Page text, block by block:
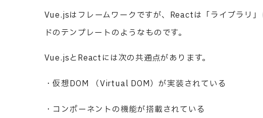
Vue.jsはフレームワークですが、Reactは「ライブラリ
ドのテンプレートのようなものです。
Vue.jsとReactには次の共通点があります。
・仮想DOM （Virtual DOM）が実装されている
・コンポーネントの機能が搭載されている